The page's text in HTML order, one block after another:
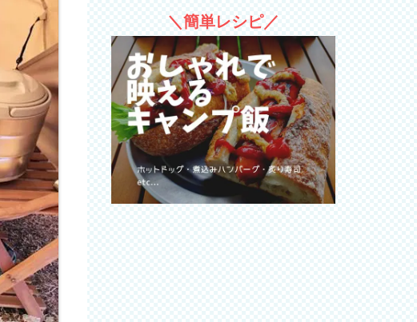
プのレイアウト
サイドフラップを跳ね上げて
タープ代わりに使う
サイドフラップを立ち上げて
日陰でまったりすごす
サーカスTC DX専用『フロン
トフラップ』が便利
＼簡単レシピ／